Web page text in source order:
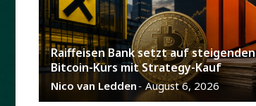
Raiffeisen Bank setzt auf steigenden
Bitcoin-Kurs mit Strategy-Kauf
Nico van Ledden- August 6, 2026